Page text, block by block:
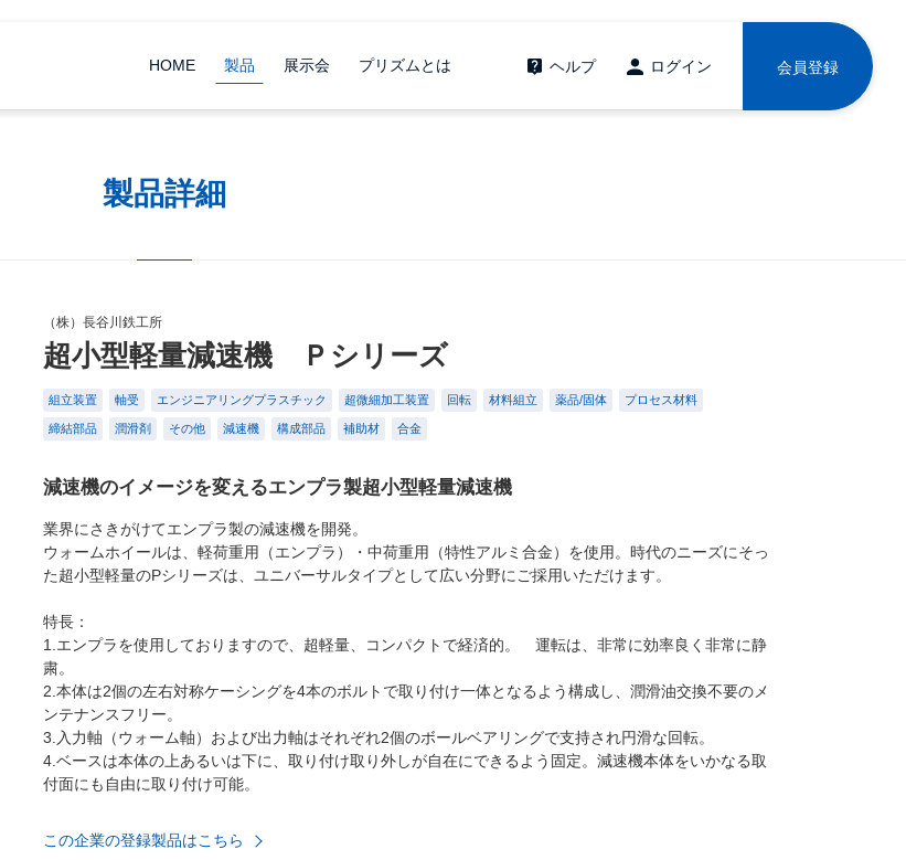
HOME 製品 展示会 プリズムとは ヘルプ ログイン 会員登録
製品詳細
（株）長谷川鉄工所
超小型軽量減速機 Ｐシリーズ
組立装置 軸受 エンジニアリングプラスチック 超微細加工装置 回転 材料組立 薬品/固体 プロセス材料
締結部品 潤滑剤 その他 減速機 構成部品 補助材 合金
減速機のイメージを変えるエンプラ製超小型軽量減速機
業界にさきがけてエンプラ製の減速機を開発。
ウォームホイールは、軽荷重用（エンプラ）・中荷重用（特性アルミ合金）を使用。時代のニーズにそっ
た超小型軽量のPシリーズは、ユニバーサルタイプとして広い分野にご採用いただけます。
特長：
1.エンプラを使用しておりますので、超軽量、コンパクトで経済的。 運転は、非常に効率良く非常に静
粛。
2.本体は2個の左右対称ケーシングを4本のボルトで取り付け一体となるよう構成し、潤滑油交換不要のメ
ンテナンスフリー。
3.入力軸（ウォーム軸）および出力軸はそれぞれ2個のボールベアリングで支持され円滑な回転。
4.ベースは本体の上あるいは下に、取り付け取り外しが自在にできるよう固定。減速機本体をいかなる取
付面にも自由に取り付け可能。
この企業の登録製品はこちら